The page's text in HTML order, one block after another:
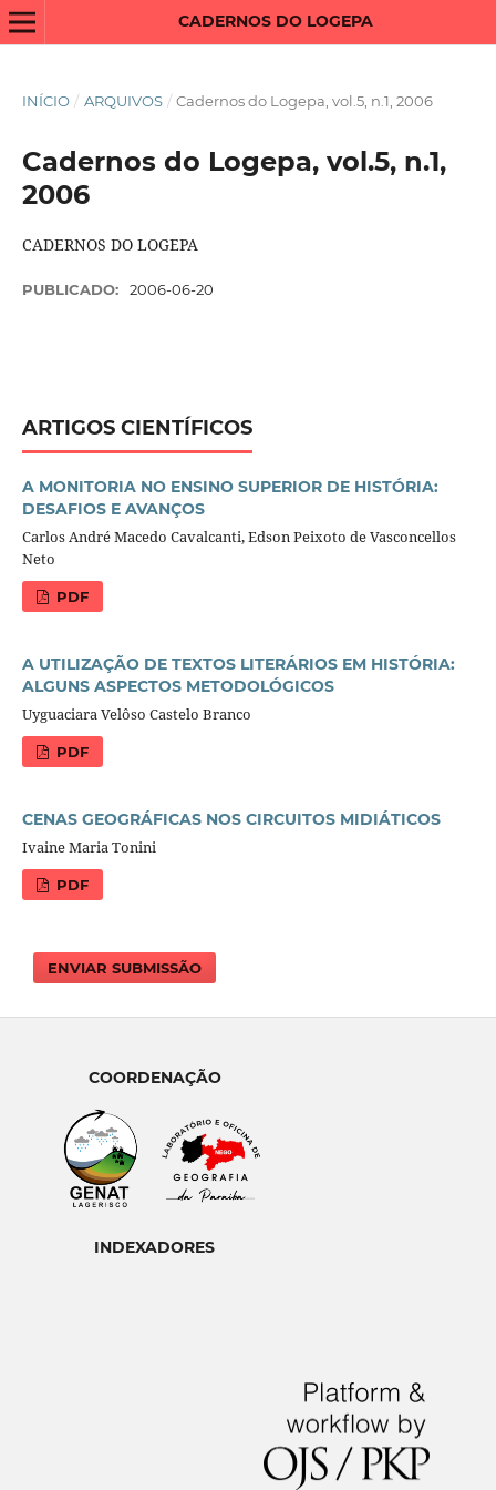
CADERNOS DO LOGEPA
INÍCIO / ARQUIVOS / Cadernos do Logepa, vol.5, n.1, 2006
Cadernos do Logepa, vol.5, n.1,
2006
CADERNOS DO LOGEPA
PUBLICADO: 2006-06-20
ARTIGOS CIENTÍFICOS
A MONITORIA NO ENSINO SUPERIOR DE HISTÓRIA:
DESAFIOS E AVANÇOS
Carlos André Macedo Cavalcanti, Edson Peixoto de Vasconcellos
Neto
PDF
A UTILIZAÇÃO DE TEXTOS LITERÁRIOS EM HISTÓRIA:
ALGUNS ASPECTOS METODOLÓGICOS
Uyguaciara Velôso Castelo Branco
PDF
CENAS GEOGRÁFICAS NOS CIRCUITOS MIDIÁTICOS
Ivaine Maria Tonini
PDF
ENVIAR SUBMISSÃO
COORDENAÇÃO
INDEXADORES